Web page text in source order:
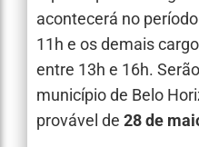
acontecerá no
11h e os demais
entre 13h e 16h.
município de Belo
provável de 28 de